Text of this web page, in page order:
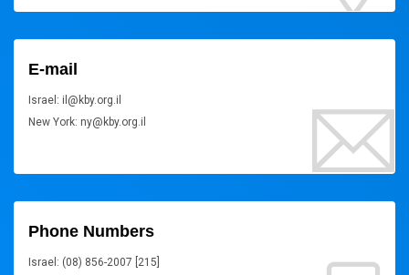
E-mail
Israel: il@kby.org.il
New York: ny@kby.org.il
Phone Numbers
Israel: (08) 856-2007 [215]